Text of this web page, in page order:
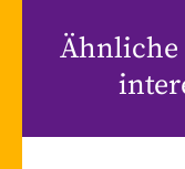
Ähnliche